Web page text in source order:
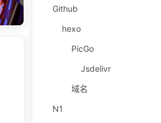
Github
hexo
PicGo
Jsdelivr
域名
N1